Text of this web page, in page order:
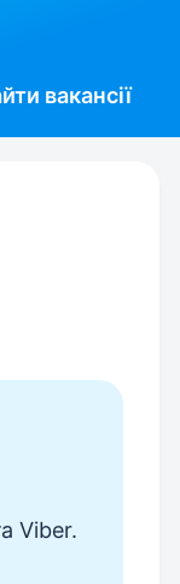
вакансії
Viber.